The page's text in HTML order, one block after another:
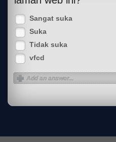
Sangat suka
Suka
Tidak suka
vfcd